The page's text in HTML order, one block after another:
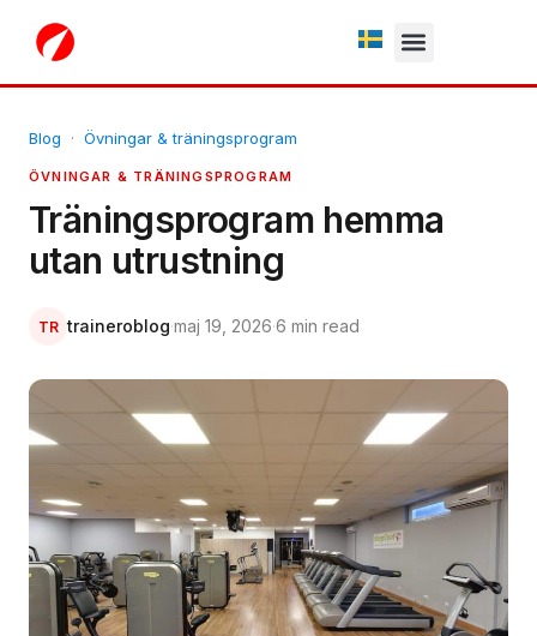
Blog · Övningar & träningsprogram
ÖVNINGAR & TRÄNINGSPROGRAM
Träningsprogram hemma
utan utrustning
TR traineroblog·maj 19, 2026·6 min read